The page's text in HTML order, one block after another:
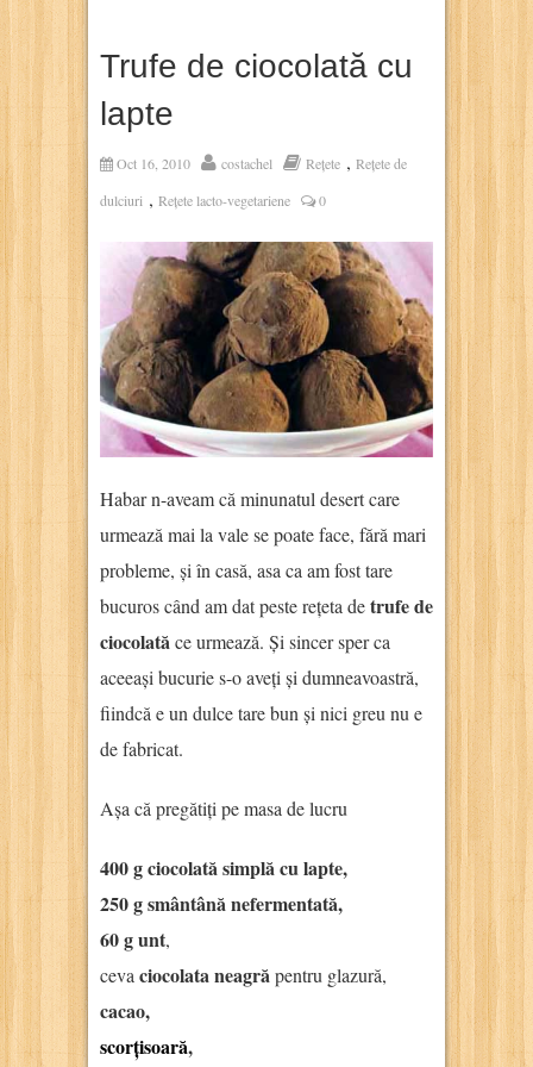
Trufe de ciocolată cu
lapte
Oct 16, 2010 costachel Rețete , Rețete de
dulciuri , Rețete lacto-vegetariene 0
Habar n-aveam că minunatul desert care
urmează mai la vale se poate face, fără mari
probleme, și în casă, asa ca am fost tare
bucuros când am dat peste rețeta detrufe de
ciocolatăce urmează. Și sincer sper ca
aceeași bucurie s-o aveți și dumneavoastră,
fiindcă e un dulce tare bun și nici greu nu e
de fabricat.
Așa că pregătiți pe masa de lucru
400 g ciocolată simplă cu lapte,
250 g smântână nefermentată,
60 g unt,
cevaciocolata neagrăpentru glazură,
cacao,
scorțisoară,